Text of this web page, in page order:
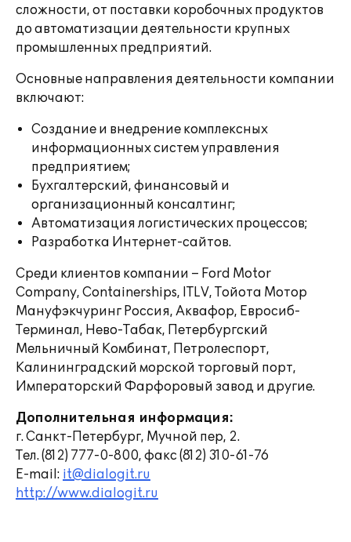
сложности, от поставки коробочных продуктов
до автоматизации деятельности крупных
промышленных предприятий.
Основные направления деятельности компании
включают:
Создание и внедрение комплексных
информационных систем управления
предприятием;
Бухгалтерский, финансовый и
организационный консалтинг;
Автоматизация логистических процессов;
Разработка Интернет-сайтов.
Среди клиентов компании – Ford Motor
Company, Containerships, ITLV, Тойота Мотор
Мануфэкчуринг Россия, Аквафор, Евросиб-
Терминал, Нево-Табак, Петербургский
Мельничный Комбинат, Петролеспорт,
Калининградский морской торговый порт,
Императорский Фарфоровый завод и другие.
Дополнительная информация:
г. Санкт-Петербург, Мучной пер, 2.
Тел. (812) 777-0-800, факс (812) 310-61-76
E-mail: it@dialogit.ru
http://www.dialogit.ru